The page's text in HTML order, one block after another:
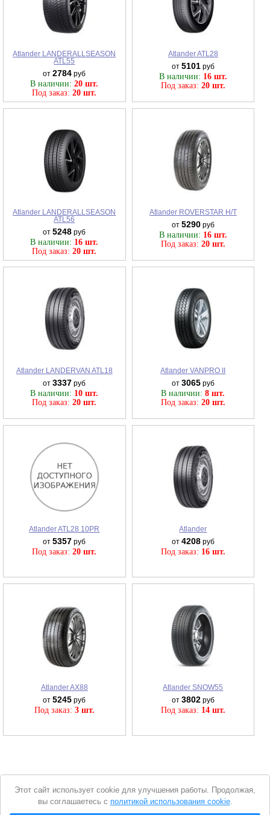
Atlander LANDERALLSEASON
ATL55
от2784 руб
В наличии:20 шт.
Под заказ:20 шт.
Atlander ATL28
от 5101руб
В наличии: 16 шт.
Под заказ: 20 шт.
Atlander LANDERALLSEASON
ATL56
от5248 руб
В наличии: 16 шт.
Под заказ:20 шт.
Atlander ROVERSTAR H/T
от 5290руб
В наличии: 16 шт.
Под заказ: 20 шт.
Atlander LANDERVAN ATL18
от3337 руб
В наличии: 10 шт.
Под заказ:20 шт.
Atlander VANPRO II
от 3065руб
В наличии:8 шт.
Под заказ: 20 шт.
Atlander ATL28 10PR
от5357 руб
Под заказ:20 шт.
Atlander
от 4208руб
Под заказ: 16 шт.
Atlander AX88
от5245 руб
Под заказ: 3 шт.
Atlander SNOW55
от 3802руб
Под заказ: 14 шт.
Уведомление
cookie
Этот сайт использует cookie для улучшения работы. Продолжая,
вы соглашаетесь с политикой использования cookie.